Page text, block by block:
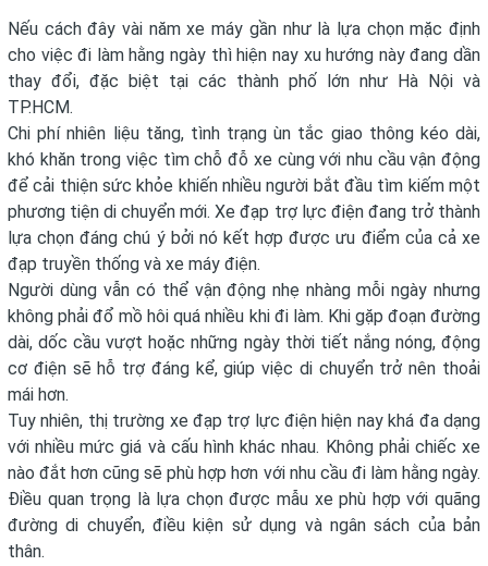
Nếu cách đây vài năm xe máy gần như là lựa chọn mặc định
cho việc đi làm hằng ngày thì hiện nay xu hướng này đang dần
thay đổi, đặc biệt tại các thành phố lớn như Hà Nội và
TP.HCM.
Chi phí nhiên liệu tăng, tình trạng ùn tắc giao thông kéo dài,
khó khăn trong việc tìm chỗ đỗ xe cùng với nhu cầu vận động
để cải thiện sức khỏe khiến nhiều người bắt đầu tìm kiếm một
phương tiện di chuyển mới. Xe đạp trợ lực điện đang trở thành
lựa chọn đáng chú ý bởi nó kết hợp được ưu điểm của cả xe
đạp truyền thống và xe máy điện.
Người dùng vẫn có thể vận động nhẹ nhàng mỗi ngày nhưng
không phải đổ mồ hôi quá nhiều khi đi làm. Khi gặp đoạn đường
dài, dốc cầu vượt hoặc những ngày thời tiết nắng nóng, động
cơ điện sẽ hỗ trợ đáng kể, giúp việc di chuyển trở nên thoải
mái hơn.
Tuy nhiên, thị trường xe đạp trợ lực điện hiện nay khá đa dạng
với nhiều mức giá và cấu hình khác nhau. Không phải chiếc xe
nào đắt hơn cũng sẽ phù hợp hơn với nhu cầu đi làm hằng ngày.
Điều quan trọng là lựa chọn được mẫu xe phù hợp với quãng
đường di chuyển, điều kiện sử dụng và ngân sách của bản
thân.